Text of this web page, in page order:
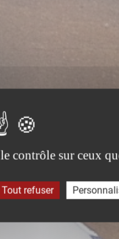
contrôle sur ceux
Tout refuser